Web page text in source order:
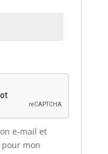
e-mail et
mon